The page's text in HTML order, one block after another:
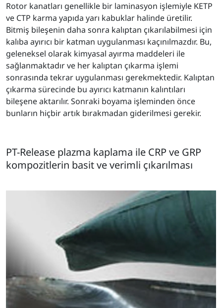
Rotor kanatları genellikle bir laminasyon işlemiyle KETP
ve CTP karma yapıda yarı kabuklar halinde üretilir.
Bitmiş bileşenin daha sonra kalıptan çıkarılabilmesi için
kalıba ayırıcı bir katman uygulanması kaçınılmazdır. Bu,
geleneksel olarak kimyasal ayırma maddeleri ile
sağlanmaktadır ve her kalıptan çıkarma işlemi
sonrasında tekrar uygulanması gerekmektedir. Kalıptan
çıkarma sürecinde bu ayırıcı katmanın kalıntıları
bileşene aktarılır. Sonraki boyama işleminden önce
bunların hiçbir artık bırakmadan giderilmesi gerekir.
PT-Release plazma kaplama ile CRP ve GRP
kompozitlerin basit ve verimli çıkarılması